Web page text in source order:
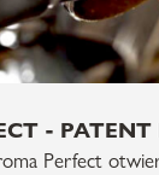
- PATENT
Perfect